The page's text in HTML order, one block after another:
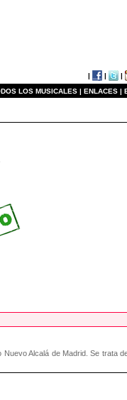
| | |
LOS MUSICALES | ENLACES |
Alcalá de Madrid. Se trata